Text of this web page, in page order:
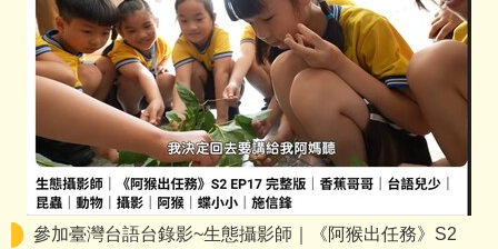
參加臺灣台語台錄影~生態攝影師｜《阿猴出任務》S2